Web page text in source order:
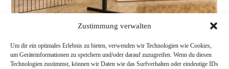
Zustimmung verwalten
Um dir ein optimales Erlebnis zu bieten, verwenden wir Technologien wie Cookies,
um Geräteinformationen zu speichern und/oder darauf zuzugreifen. Wenn du diesen
Technologien zustimmst, können wir Daten wie das Surfverhalten oder eindeutige IDs